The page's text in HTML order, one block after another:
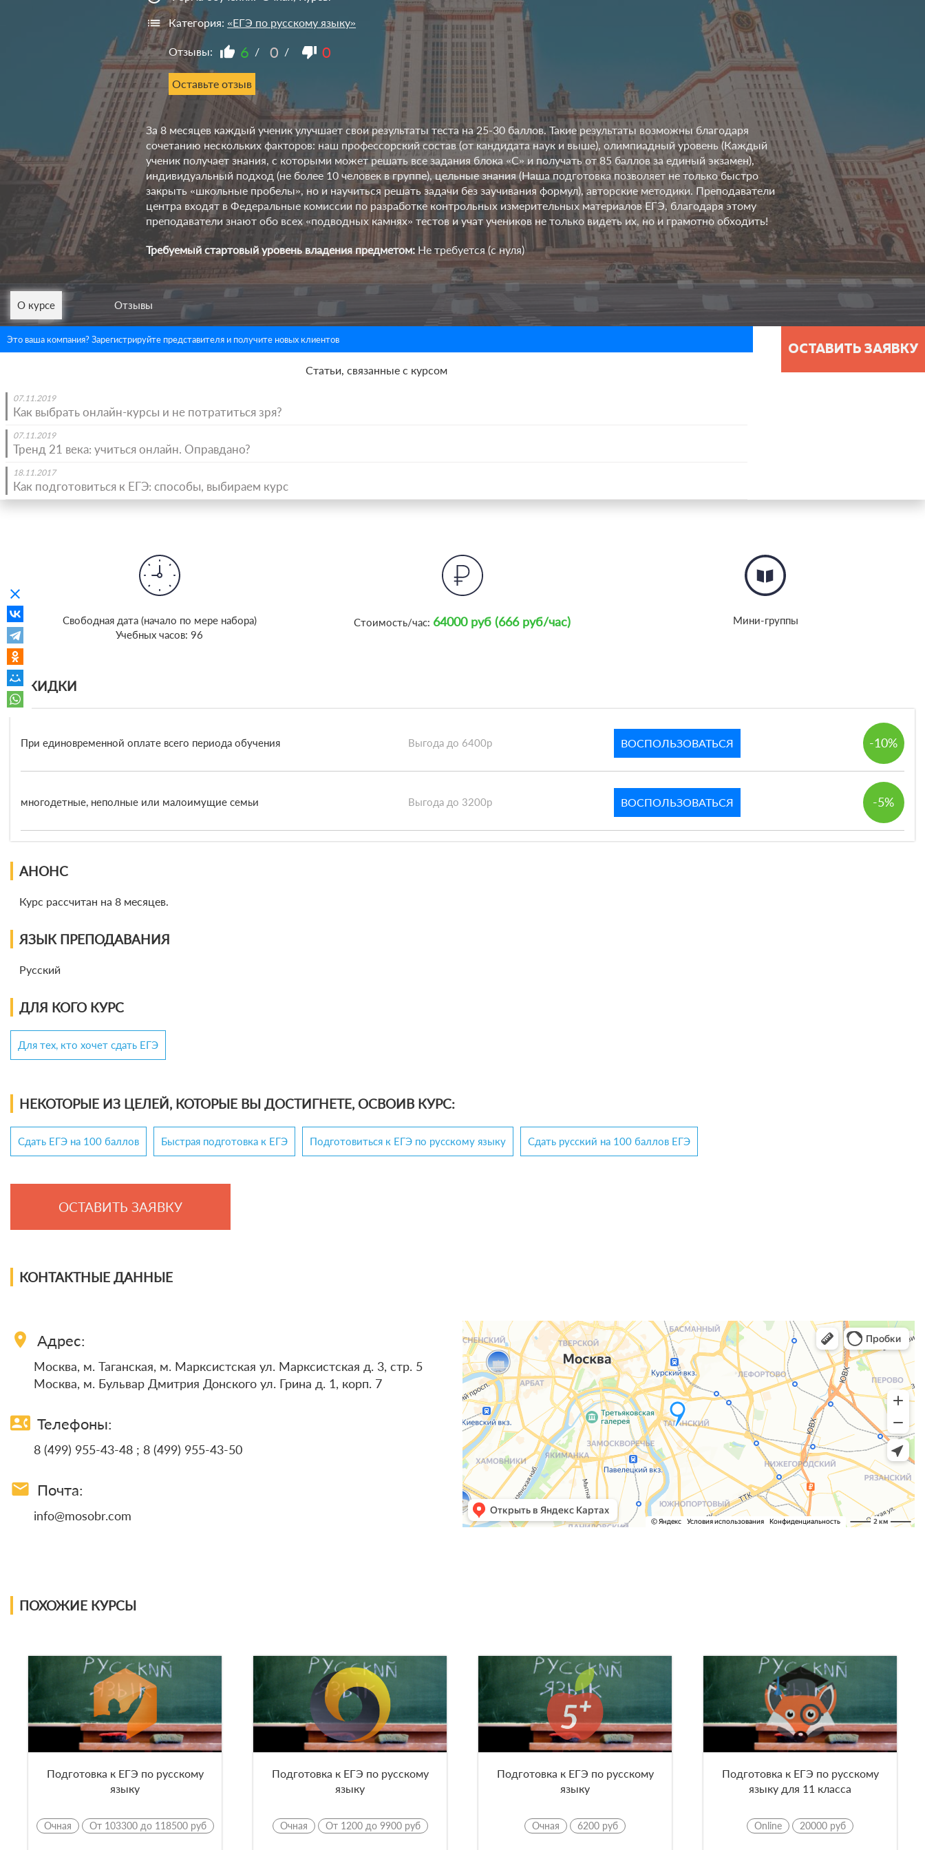
clear
Категория: «ЕГЭ по русскому языку»
Отзывы: 6 / 0 / 0
Оставьте отзыв
За 8 месяцев каждый ученик улучшает свои результаты теста на 25-30 баллов. Такие результаты возможны благодаря
сочетанию нескольких факторов: наш профессорский состав (от кандидата наук и выше), олимпиадный уровень (Каждый
ученик получает знания, с которыми может решать все задания блока «С» и получать от 85 баллов за единый экзамен),
индивидуальный подход (не более 10 человек в группе), цельные знания (Наша подготовка позволяет не только быстро
закрыть «школьные пробелы», но и научиться решать задачи без заучивания формул), авторские методики. Преподаватели
центра входят в Федеральные комиссии по разработке контрольных измерительных материалов ЕГЭ, благодаря этому
преподаватели знают обо всех «подводных камнях» тестов и учат учеников не только видеть их, но и грамотно обходить!
Требуемый стартовый уровень владения предметом: Не требуется (с нуля)
О курсе Отзывы
Cвободная дата (начало по мере набора)
Учебных часов: 96
Стоимость/час: 64000 руб (666 руб/час) Мини-группы
СКИДКИ
При единовременной оплате всего периода обучения Выгода до 6400р ВОСПОЛЬЗОВАТЬСЯ -10%
многодетные, неполные или малоимущие семьи Выгода до 3200р ВОСПОЛЬЗОВАТЬСЯ -5%
АНОНС
Курс рассчитан на 8 месяцев.
ЯЗЫК ПРЕПОДАВАНИЯ
Русский
ДЛЯ КОГО КУРС
Для тех, кто хочет сдать ЕГЭ
НЕКОТОРЫЕ ИЗ ЦЕЛЕЙ, КОТОРЫЕ ВЫ ДОСТИГНЕТЕ, ОСВОИВ КУРС:
Сдать ЕГЭ на 100 баллов Быстрая подготовка к ЕГЭ Подготовиться к ЕГЭ по русскому языку Сдать русский на 100 баллов ЕГЭ
ОСТАВИТЬ ЗАЯВКУ
КОНТАКТНЫЕ ДАННЫЕ
location_on Адрес:
Москва, м. Таганская, м. Марксистская ул. Марксистская д. 3, стр. 5
Москва, м. Бульвар Дмитрия Донского ул. Грина д. 1, корп. 7
contact_phone Телефоны:
8 (499) 955-43-48 ; 8 (499) 955-43-50
email Почта:
info@mosobr.com
ПОХОЖИЕ КУРСЫ
Подготовка к ЕГЭ по русскому
языку
Очная От 103300 до 118500 руб
Подготовка к ЕГЭ по русскому
языку
Очная От 1200 до 9900 руб
Подготовка к ЕГЭ по русскому
языку
Очная 6200 руб
Подготовка к ЕГЭ по русскому
языку для 11 класса
Online 20000 руб
ОСТАВИТЬ ЗАЯВКУ
Это ваша компания? Зарегистрируйте представителя и получите новых клиентов
Статьи, связанные с курсом
07.11.2019
Как выбрать онлайн-курсы и не потратиться зря?
07.11.2019
Тренд 21 века: учиться онлайн. Оправдано?
18.11.2017
Как подготовиться к ЕГЭ: способы, выбираем курс